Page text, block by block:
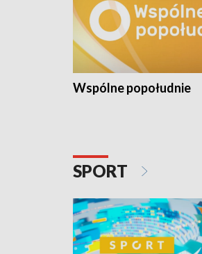
Wspólne popołudnie
SPORT